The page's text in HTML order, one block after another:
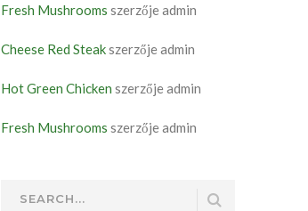
Fresh Mushrooms szerzőjeadmin
Cheese Red Steakszerzőjeadmin
Hot Green Chicken szerzőjeadmin
Fresh Mushrooms szerzőjeadmin